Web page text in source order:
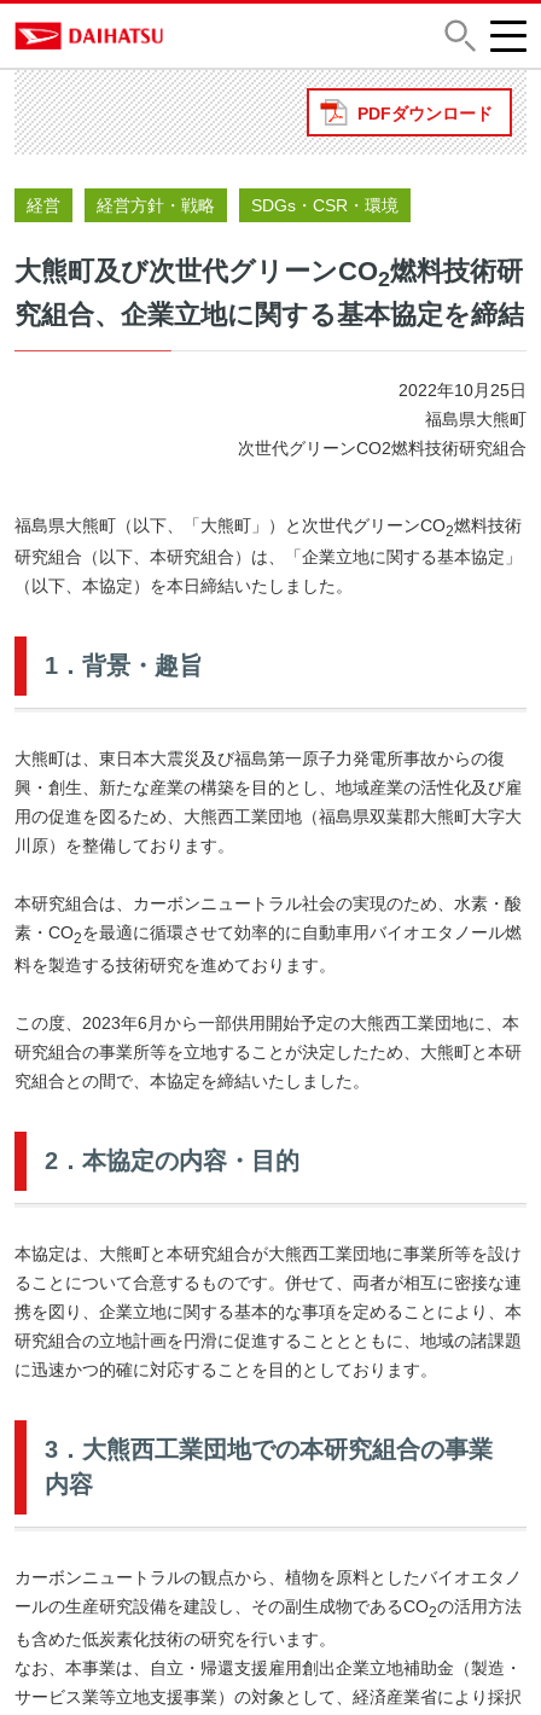
PDFダウンロード
経営 経営方針・戦略 SDGs・CSR・環境
大熊町及び次世代グリーンCO2燃料技術研
究組合、企業立地に関する基本協定を締結
2022年10月25日
福島県大熊町
次世代グリーンCO2燃料技術研究組合
福島県大熊町（以下、「大熊町」）と次世代グリーンCO2燃料技術
研究組合（以下、本研究組合）は、「企業立地に関する基本協定」
（以下、本協定）を本日締結いたしました。
1．背景・趣旨
大熊町は、東日本大震災及び福島第一原子力発電所事故からの復
興・創生、新たな産業の構築を目的とし、地域産業の活性化及び雇
用の促進を図るため、大熊西工業団地（福島県双葉郡大熊町大字大
川原）を整備しております。
本研究組合は、カーボンニュートラル社会の実現のため、水素・酸
素・CO2を最適に循環させて効率的に自動車用バイオエタノール燃
料を製造する技術研究を進めております。
この度、2023年6月から一部供用開始予定の大熊西工業団地に、本
研究組合の事業所等を立地することが決定したため、大熊町と本研
究組合との間で、本協定を締結いたしました。
2．本協定の内容・目的
本協定は、大熊町と本研究組合が大熊西工業団地に事業所等を設け
ることについて合意するものです。併せて、両者が相互に密接な連
携を図り、企業立地に関する基本的な事項を定めることにより、本
研究組合の立地計画を円滑に促進することとともに、地域の諸課題
に迅速かつ的確に対応することを目的としております。
3．大熊西工業団地での本研究組合の事業
内容
カーボンニュートラルの観点から、植物を原料としたバイオエタノ
ールの生産研究設備を建設し、その副生成物であるCO2の活用方法
も含めた低炭素化技術の研究を行います。
なお、本事業は、自立・帰還支援雇用創出企業立地補助金（製造・
サービス業等立地支援事業）の対象として、経済産業省により採択